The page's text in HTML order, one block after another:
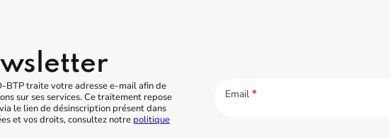
BTP traite votre adresse e-mail afin de
sur ses services. Ce traitement repose
le lien de désinscription présent dans
et vos droits, consultez notre politique
Email *